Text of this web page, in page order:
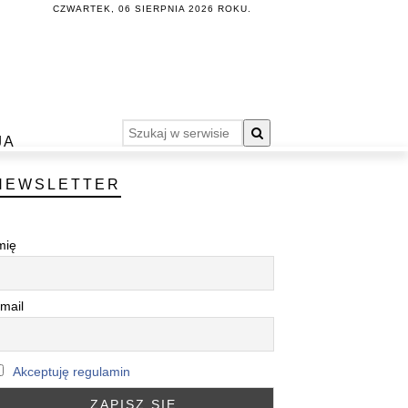
CZWARTEK, 06 SIERPNIA 2026 ROKU.
Akceptuję regulamin